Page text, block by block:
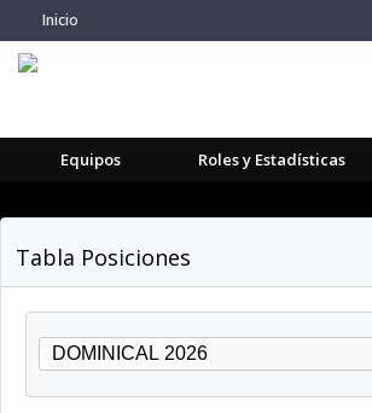
Inicio
Equipos Roles y Estadísticas
Tabla Posiciones